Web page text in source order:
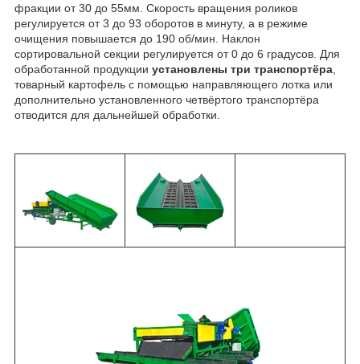
фракции от 30 до 55мм. Скорость вращения роликов
регулируется от 3 до 93 оборотов в минуту, а в режиме
очищения повышается до 190 об/мин. Наклон
сортировальной секции регулируется от 0 до 6 градусов. Для
обработанной продукции установлены три транспортёра
товарный картофель с помощью направляющего лотка или
дополнительно установленного четвёртого транспортёра
отводится для дальнейшей обработки.